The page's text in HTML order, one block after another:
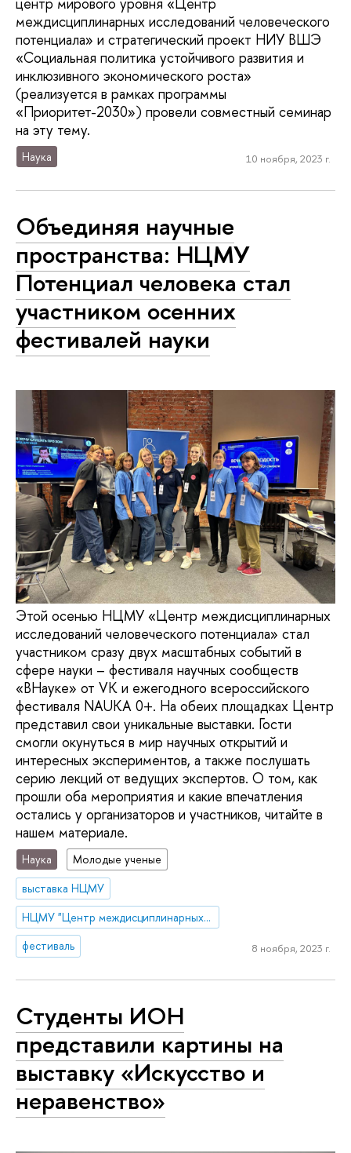
междисциплинарных исследований человеческого
потенциала» и стратегический проект НИУ ВШЭ
«Социальная политика устойчивого развития и
инклюзивного экономического роста»
(реализуется в рамках программы
«Приоритет-2030») провели совместный семинар
на эту тему.
Наука 10 ноября, 2023 г.
Объединяя научные
пространства: НЦМУ
Потенциал человека стал
участником осенних
фестивалей науки
Этой осенью НЦМУ «Центр междисциплинарных
исследований человеческого потенциала» стал
участником сразу двух масштабных событий в
сфере науки – фестиваля научных сообществ
«ВНауке» от VK и ежегодного всероссийского
фестиваля NAUKA 0+. На обеих площадках Центр
представил свои уникальные выставки. Гости
смогли окунуться в мир научных открытий и
интересных экспериментов, а также послушать
серию лекций от ведущих экспертов. О том, как
прошли оба мероприятия и какие впечатления
остались у организаторов и участников, читайте в
нашем материале.
Наука
Молодые ученые
выставка НЦМУ
НЦМУ "Центр междисциплинарных исследований человеческого потенциала"
фестиваль
8 ноября, 2023 г.
Студенты ИОН
представили картины на
выставку «Искусство и
неравенство»